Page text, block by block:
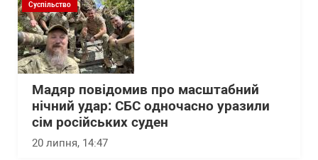
Суспільство
Мадяр повідомив про масштабний
нічний удар: СБС одночасно уразили
сім російських суден
20 липня, 14:47